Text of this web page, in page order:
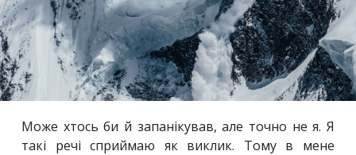
Може хтось би й запанікував, але точно не я. Я
такі речі сприймаю як виклик. Тому в мене